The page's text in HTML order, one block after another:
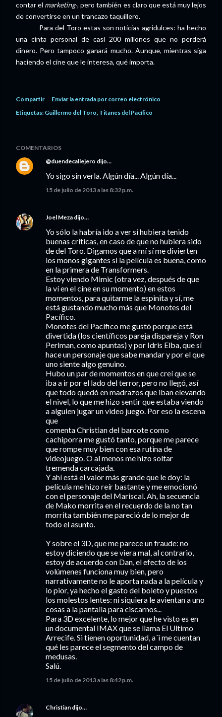
contar el marketing-, pero también es claro que está muy lejos
de convertirse en un trancazo taquillero.
Para del Toro estas son noticias agridulces: ha hecho
una cinta personal de casi 200 millones que no perderá
dinero. Pero tampoco ganará mucho. Aunque, mientras siga
haciendo el cine que le interesa, qué importa.
Compartir
Enviar la entrada por correo electrónico
Etiquetas: Guillermo del Toro Titanes del Pacífico
COMENTARIOS
@duendecallejero dijo…
Yo sigo sin verla. Algún día... Algún día...
15 de julio de 2013 a las 8:32 p.m.
Joel Meza dijo…
Yo sólo la habría ido a ver si hubiera tenido
buenas críticas, en caso de que no hubiera sido
de del Toro. Digamos que a mí sí me divierten
los monos gigantes si la película es buena, como
en la primera de Transformers.
Estoy viendo Mimic (otra vez, después de que
la ví en el cine en su momento) en estos
momentos, para quitarme la espinita y sí, me
está gustando mucho más que Monotes del
Pacífico.
Monotes del Pacífico me gustó porque está
divertida (los científicos pareja dispareja y Ron
Perlman, como apuntas) y por Idris Elba, que sí
hace un personaje que sabe mandar y por el que
uno siente algo genuino.
Hubo un par de momentos en que creí que se
iba a ir por el lado del terror, pero no llegó, así
que todo quedó en madrazos que iban elevando
el nivel, lo que me hizo sentir que estaba viendo
a alguien jugar un video juego. Por eso la escena
que
comenta Christian del barcote como
cachiporra me gustó tanto, porque me parece
que rompe muy bien con esa rutina de
videojuego. O al menos me hizo soltar
tremenda carcajada.
Y ahí está el valor más grande que le doy: la
película me hizo reír bastante y me emocionó
con el personaje del Mariscal. Ah, la secuencia
de Mako morrita en el recuerdo de la no tan
morrita también me pareció de lo mejor de
todo el asunto.
Y sobre el 3D, que me parece un fraude: no
estoy diciendo que se viera mal, al contrario,
estoy de acuerdo con Dan, el efecto de los
volúmenes funciona muy bien, pero
narrativamente no le aporta nada a la película y
lo pior, ya hecho el gasto del boleto y puestos
los molestos lentes: ni siquiera le avientan a uno
cosas a la pantalla para ciscarnos...
Para 3D excelente, lo mejor que he visto es en
un documental IMAX que se llama El Ultimo
Arrecife. Si tienen oportunidad, a´i me cuentan
qué les parece el segmento del campo de
medusas.
Salú.
15 de julio de 2013 a las 8:42 p.m.
Christian dijo…